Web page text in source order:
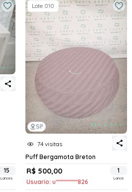
15
Lances
SP
Lote 010
74 visitas
Puff Bergamota Breton
R$ 500,00
Usuario: u***********826
1
Lance